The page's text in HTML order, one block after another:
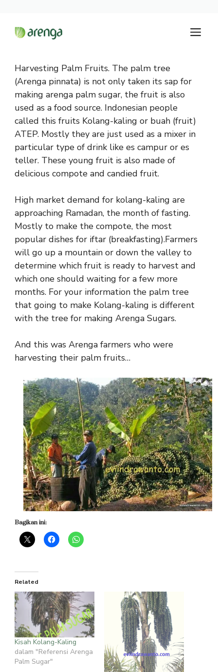
Harvesting Palm Fruits. The palm tree
(Arenga pinnata) is not only taken its sap for
making arenga palm sugar, the fruit is also
used as a food source. Indonesian people
called this fruits Kolang-kaling or buah (fruit)
ATEP. Mostly they are just used as a mixer in
particular type of drink like es campur or es
teller. These young fruit is also made of
delicious compote and candied fruit.
High market demand for kolang-kaling are
approaching Ramadan, the month of fasting.
Mostly to make the compote, the most
popular dishes for iftar (breakfasting).Farmers
will go up a mountain or down the valley to
determine which fruit is ready to harvest and
which one should waiting for a few more
months. For your information the palm tree
that going to make Kolang-kaling is different
with the tree for making Arenga Sugars.
And this was Arenga farmers who were
harvesting their palm fruits…
Bagikan ini:
Related
Kisah Kolang-Kaling
dalam "Referensi Arenga
Palm Sugar"